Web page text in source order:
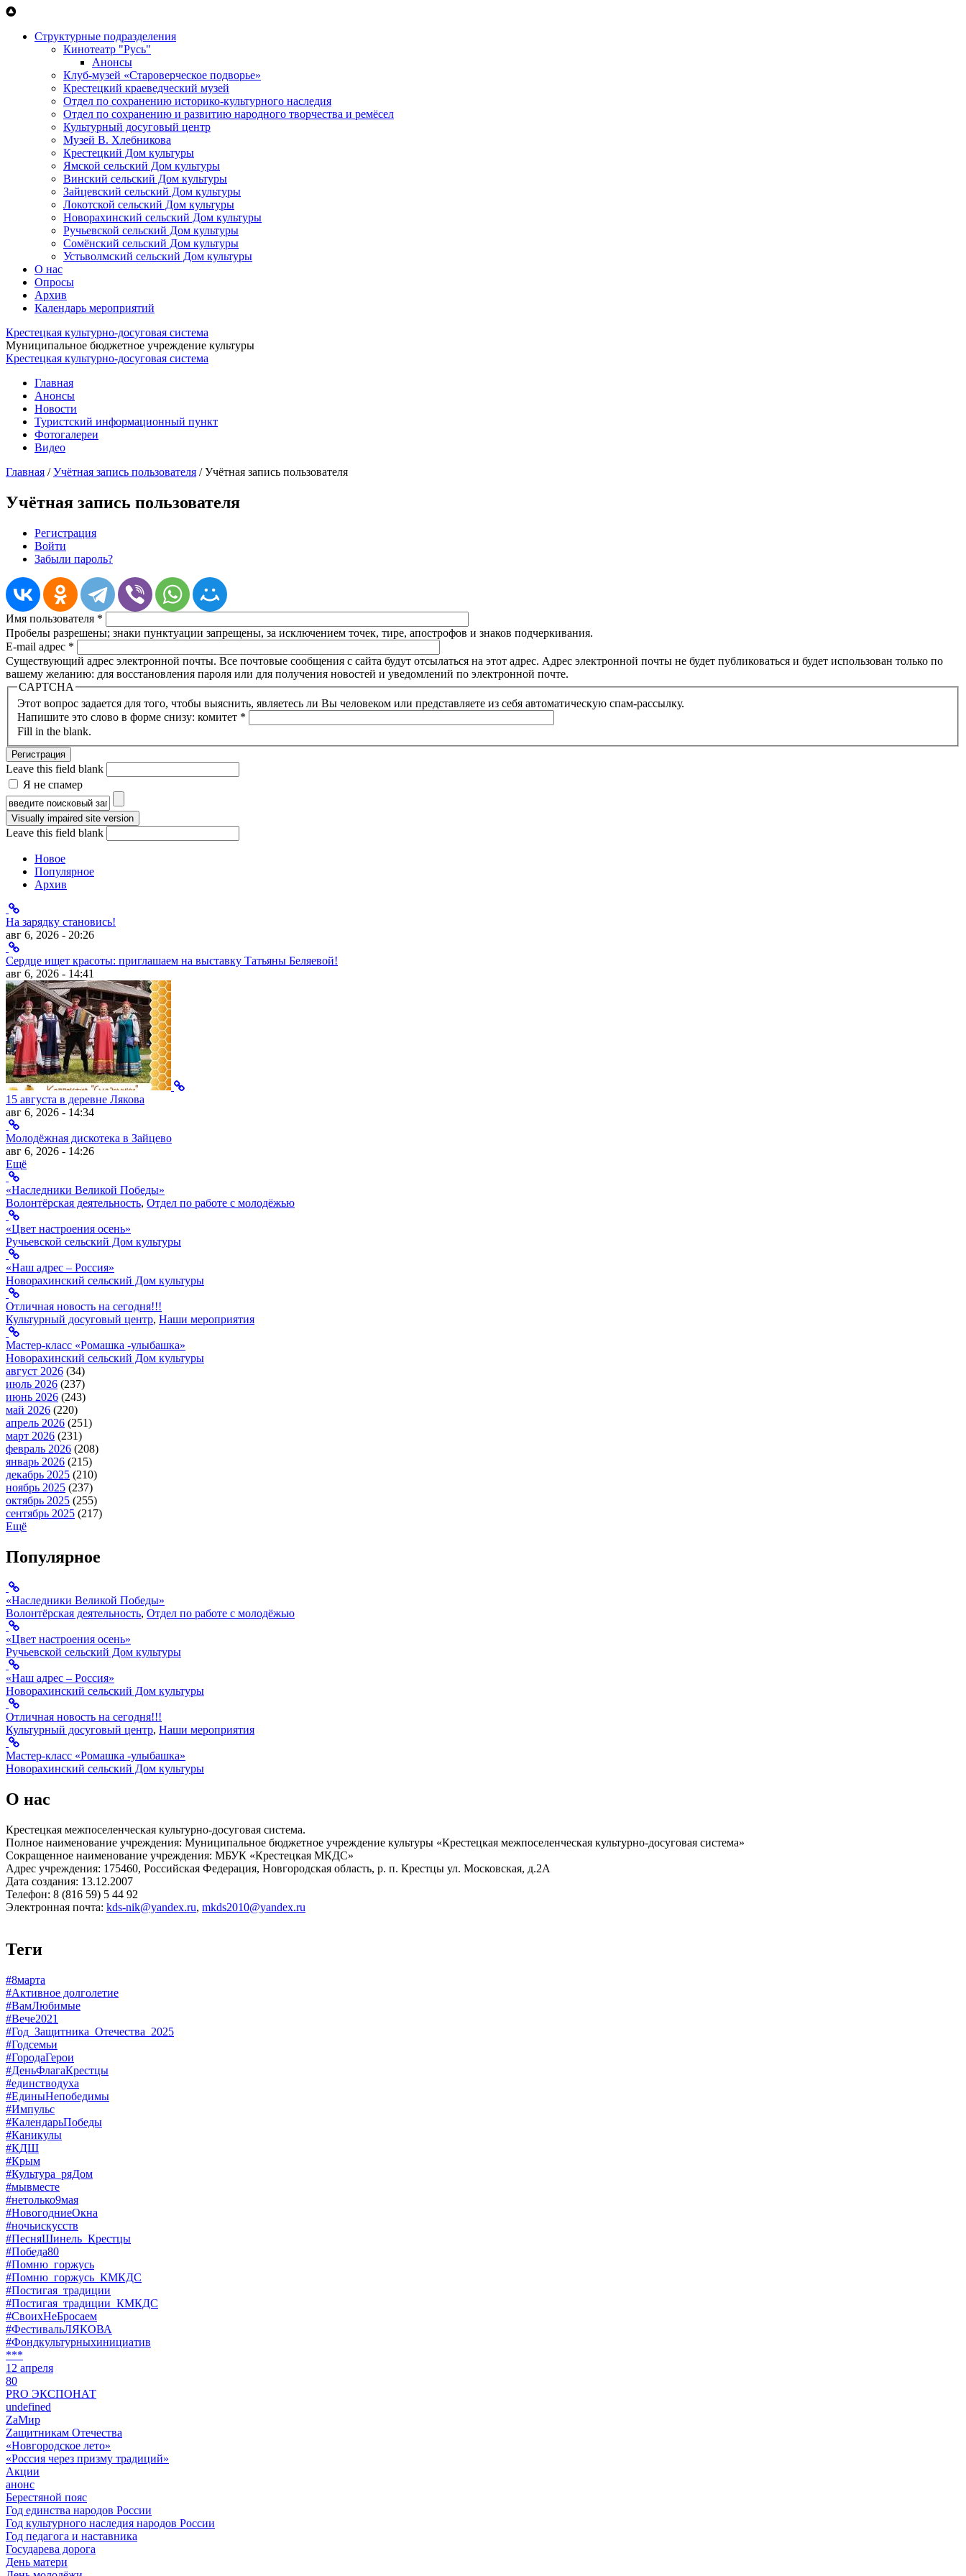
Перейти к основному содержанию
Структурные подразделения
Кинотеатр "Русь"
Анонсы
Клуб-музей «Староверческое подворье»
Крестецкий краеведческий музей
Отдел по сохранению историко-культурного наследия
Отдел по сохранению и развитию народного творчества и ремёсел
Культурный досуговый центр
Музей В. Хлебникова
Крестецкий Дом культуры
Ямской сельский Дом культуры
Винский сельский Дом культуры
Зайцевский сельский Дом культуры
Локотской сельский Дом культуры
Новорахинский сельский Дом культуры
Ручьевской сельский Дом культуры
Сомёнский сельский Дом культуры
Устьволмский сельский Дом культуры
О нас
Опросы
Архив
Календарь мероприятий
Крестецкая культурно-досуговая система
Муниципальное бюджетное учреждение культуры
Крестецкая культурно-досуговая система
Главная
Анонсы
Новости
Туристский информационный пункт
Фотогалереи
Видео
Главная /Учётная запись пользователя /Учётная запись пользователя
Учётная запись пользователя
Главные вкладки
Регистрация
Войти
Забыли пароль?
Имя пользователя *
Пробелы разрешены; знаки пунктуации запрещены, за исключением точек, тире, апострофов и знаков подчеркивания.
E-mail адрес *
Существующий адрес электронной почты. Все почтовые сообщения с сайта будут отсылаться на этот адрес. Адрес электронной почты не будет публиковаться и будет использован только по
вашему желанию: для восстановления пароля или для получения новостей и уведомлений по электронной почте.
CAPTCHA
Этот вопрос задается для того, чтобы выяснить, являетесь ли Вы человеком или представляете из себя автоматическую спам-рассылку.
Напишите это слово в форме снизу: комитет *
Fill in the blank.
Leave this field blank
Я не спамер
Я спамер
Форма поиска
Leave this field blank
Новое
Популярное
Архив
На зарядку становись!
авг 6, 2026 - 20:26
Сердце ищет красоты: приглашаем на выставку Татьяны Беляевой!
авг 6, 2026 - 14:41
15 августа в деревне Лякова
авг 6, 2026 - 14:34
Молодёжная дискотека в Зайцево
авг 6, 2026 - 14:26
Ещё
«Наследники Великой Победы»
Волонтёрская деятельность, Отдел по работе с молодёжью
«Цвет настроения осень»
Ручьевской сельский Дом культуры
«Наш адрес – Россия»
Новорахинский сельский Дом культуры
Отличная новость на сегодня!!!
Культурный досуговый центр, Наши мероприятия
Мастер-класс «Ромашка -улыбашка»
Новорахинский сельский Дом культуры
август 2026 (34)
июль 2026 (237)
июнь 2026 (243)
май 2026 (220)
апрель 2026 (251)
март 2026 (231)
февраль 2026 (208)
январь 2026 (215)
декабрь 2025 (210)
ноябрь 2025 (237)
октябрь 2025 (255)
сентябрь 2025 (217)
Ещё
Популярное
«Наследники Великой Победы»
Волонтёрская деятельность, Отдел по работе с молодёжью
«Цвет настроения осень»
Ручьевской сельский Дом культуры
«Наш адрес – Россия»
Новорахинский сельский Дом культуры
Отличная новость на сегодня!!!
Культурный досуговый центр, Наши мероприятия
Мастер-класс «Ромашка -улыбашка»
Новорахинский сельский Дом культуры
О нас
Крестецкая межпоселенческая культурно-досуговая система.
Полное наименование учреждения: Муниципальное бюджетное учреждение культуры «Крестецкая межпоселенческая культурно-досуговая система»
Сокращенное наименование учреждения: МБУК «Крестецкая МКДС»
Адрес учреждения: 175460, Российская Федерация, Новгородская область, р. п. Крестцы ул. Московская, д.2А
Дата создания: 13.12.2007
Телефон: 8 (816 59) 5 44 92
Электронная почта: kds-nik@yandex.ru, mkds2010@yandex.ru
Теги
#8марта
#Активное долголетие
#ВамЛюбимые
#Вече2021
#Год_Защитника_Отечества_2025
#Годсемьи
#ГородаГерои
#ДеньФлагаКрестцы
#единстводуха
#ЕдиныНепобедимы
#Импульс
#КалендарьПобеды
#Каникулы
#КДШ
#Крым
#Культура_ряДом
#мывместе
#нетолько9мая
#НовогодниеОкна
#ночьискусств
#ПесняШинель_Крестцы
#Победа80
#Помню_горжусь
#Помню_горжусь_КМКДС
#Постигая_традиции
#Постигая_традиции_КМКДС
#СвоихНеБросаем
#ФестивальЛЯКОВА
#Фондкультурныхинициатив
***
12 апреля
80
PRO ЭКСПОНАТ
undefined
ZaМир
Zащитникам Отечества
«Новгородское лето»
«Россия через призму традиций»
Акции
анонс
Берестяной пояс
Год единства народов России
Год культурного наследия народов России
Год педагога и наставника
Государева дорога
День матери